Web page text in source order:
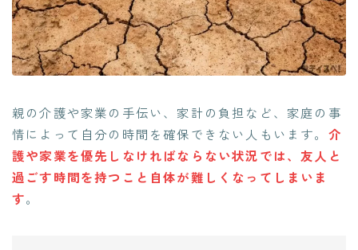
親の介護や家業の手伝い、家計の負担など、家庭の事
情によって自分の時間を確保できない人もいます。 介
護や家業を優先しなければならない状況では、友人と
過ごす時間を持つこと自体が難しくなってしまいま
す。